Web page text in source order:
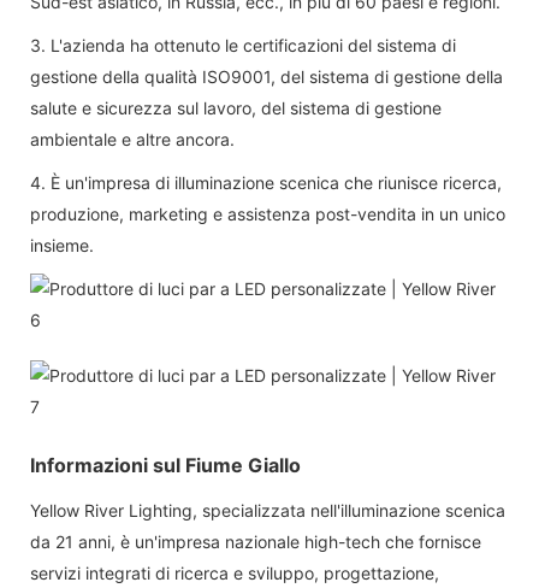
3. L'azienda ha ottenuto le certificazioni del sistema di
gestione della qualità ISO9001, del sistema di gestione della
salute e sicurezza sul lavoro, del sistema di gestione
ambientale e altre ancora.
4. È un'impresa di illuminazione scenica che riunisce ricerca,
produzione, marketing e assistenza post-vendita in un unico
insieme.
Informazioni sul Fiume Giallo
Yellow River Lighting, specializzata nell'illuminazione scenica
da 21 anni, è un'impresa nazionale high-tech che fornisce
servizi integrati di ricerca e sviluppo, progettazione,